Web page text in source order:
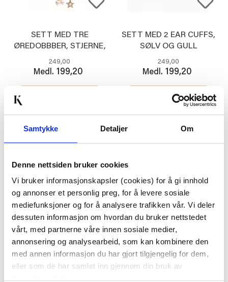
Samtykke Detaljer Om
Denne nettsiden bruker cookies
Vi bruker informasjonskapsler (cookies) for å gi innhold
og annonser et personlig preg, for å levere sosiale
mediefunksjoner og for å analysere trafikken vår. Vi deler
dessuten informasjon om hvordan du bruker nettstedet
vårt, med partnerne våre innen sosiale medier,
annonsering og analysearbeid, som kan kombinere den
med annen informasjon du har gjort tilgjengelig for dem,
eller som de har samlet inn gjennom din bruk av
SETT MED TRE
ØREDOBBBER, STJERNE,
GULL
249,00
Medl. 199,20
SETT MED 2 EAR CUFFS,
SØLV OG GULL
249,00
Medl. 199,20
KJØP
SETT MED 3 PAR
ØREDOBBER, SLØYFE,
SØLV
298,00
Medl.238,40
STORE ØRERINGER,
SØLV
298,00
Medl.238,40